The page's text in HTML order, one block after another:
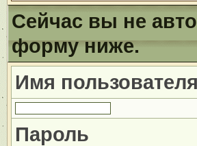
Сейчас вы не
форму ниже.
Имя
Пароль